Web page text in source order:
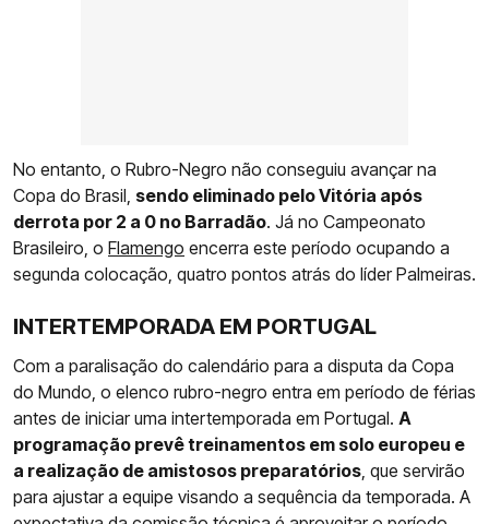
No entanto, o Rubro-Negro não conseguiu avançar na
Copa do Brasil, sendo eliminado pelo Vitória após
derrota por 2 a 0 no Barradão. Já no Campeonato
Brasileiro, o Flamengo encerra este período ocupando a
segunda colocação, quatro pontos atrás do líder Palmeiras.
INTERTEMPORADA EM PORTUGAL
Com a paralisação do calendário para a disputa da Copa
do Mundo, o elenco rubro-negro entra em período de férias
antes de iniciar uma intertemporada em Portugal. A
programação prevê treinamentos em solo europeu e
a realização de amistosos preparatórios , que servirão
para ajustar a equipe visando a sequência da temporada. A